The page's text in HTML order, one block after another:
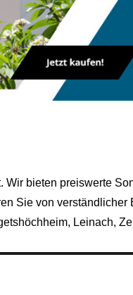
bieten preiswerte
Sie von
Leinach,